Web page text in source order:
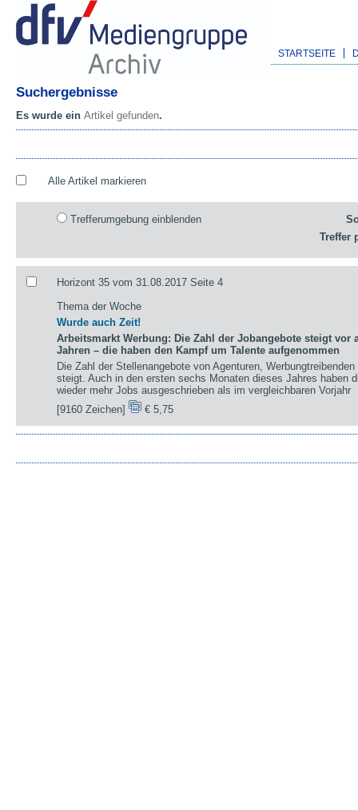
STARTSEITE
Suchergebnisse
Es wurde ein Artikel gefunden.
Alle Artikel markieren
Trefferumgebung einblenden
Treffer
Horizont 35 vom 31.08.2017 Seite 4
Thema der Woche
Wurde auch Zeit!
Arbeitsmarkt Werbung: Die Zahl der Jobangebote steigt vor
Jahren – die haben den Kampf um Talente aufgenommen
Die Zahl der Stellenangebote von Agenturen,
steigt. Auch in den ersten sechs Monaten dieses Jahres haben
wieder mehr Jobs ausgeschrieben als im vergleichbaren Vorjahr
[9160 Zeichen]
€ 5,75